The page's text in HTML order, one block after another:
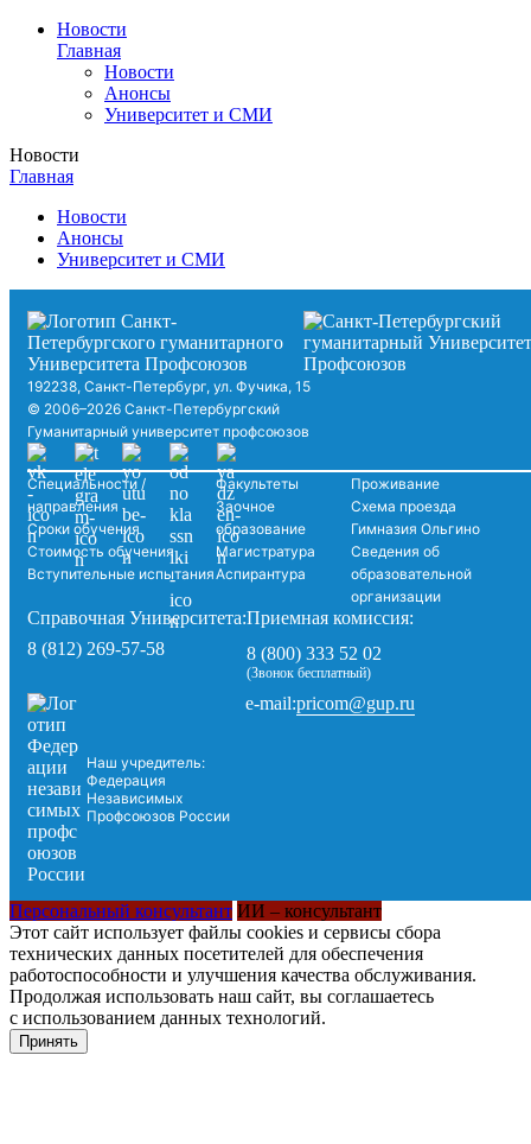
Новости
Главная
Новости
Анонсы
Университет и СМИ
Новости
Главная
Новости
Анонсы
Университет и СМИ
192238, Санкт-Петербург, ул. Фучика, 15
© 2006–2026 Санкт-Петербургский
Гуманитарный университет профсоюзов
Специальности /
направления
Сроки обучения
Стоимость обучения
Вступительные испытания
Факультеты
Заочное
образование
Магистратура
Аспирантура
Проживание
Схема проезда
Гимназия Ольгино
Сведения об
образовательной
организации
Справочная Университета:
8 (812) 269-57-58
Приемная комиссия:
8 (800) 333 52 02
(Звонок бесплатный)
Наш учредитель:
Федерация
Независимых
Профсоюзов России
e-mail:pricom@gup.ru
Персональный консультант ИИ – консультант
Этот сайт использует файлы cookies и сервисы сбора
технических данных посетителей для обеспечения
работоспособности и улучшения качества обслуживания.
Продолжая использовать наш сайт, вы соглашаетесь
с использованием данных технологий.
Принять